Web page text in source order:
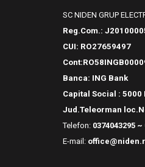
SC NIDEN GRUP
Reg.Com.:
CUI: RO27659497
Banca: ING Bank
Capital Social : 5000
Jud.Teleorman
Telefon: 0374043295 ~
E-mail: